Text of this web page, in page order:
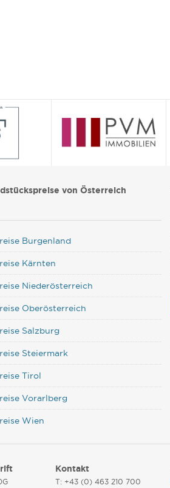
von Österreich
Burgenland
Kärnten
Niederösterreich
Oberösterreich
Salzburg
Steiermark
Tirol
Vorarlberg
Wien
Kontakt
T: +43 (0) 463 210 700